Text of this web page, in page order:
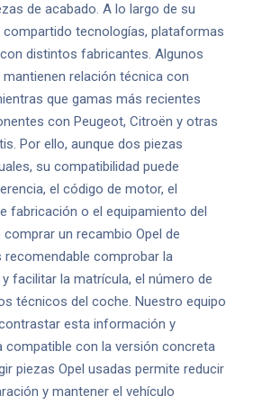
de acabado. A lo largo de su
compartido tecnologías, plataformas
distintos fabricantes. Algunos
relación técnica con
que gamas más recientes
con Peugeot, Citroën y otras
Por ello, aunque dos piezas
su compatibilidad puede
el código de motor, el
fabricación o el equipamiento del
un recambio Opel de
recomendable comprobar la
facilitar la matrícula, el número de
técnicos del coche. Nuestro equipo
esta información y
compatible con la versión concreta
piezas Opel usadas permite reducir
y mantener el vehículo